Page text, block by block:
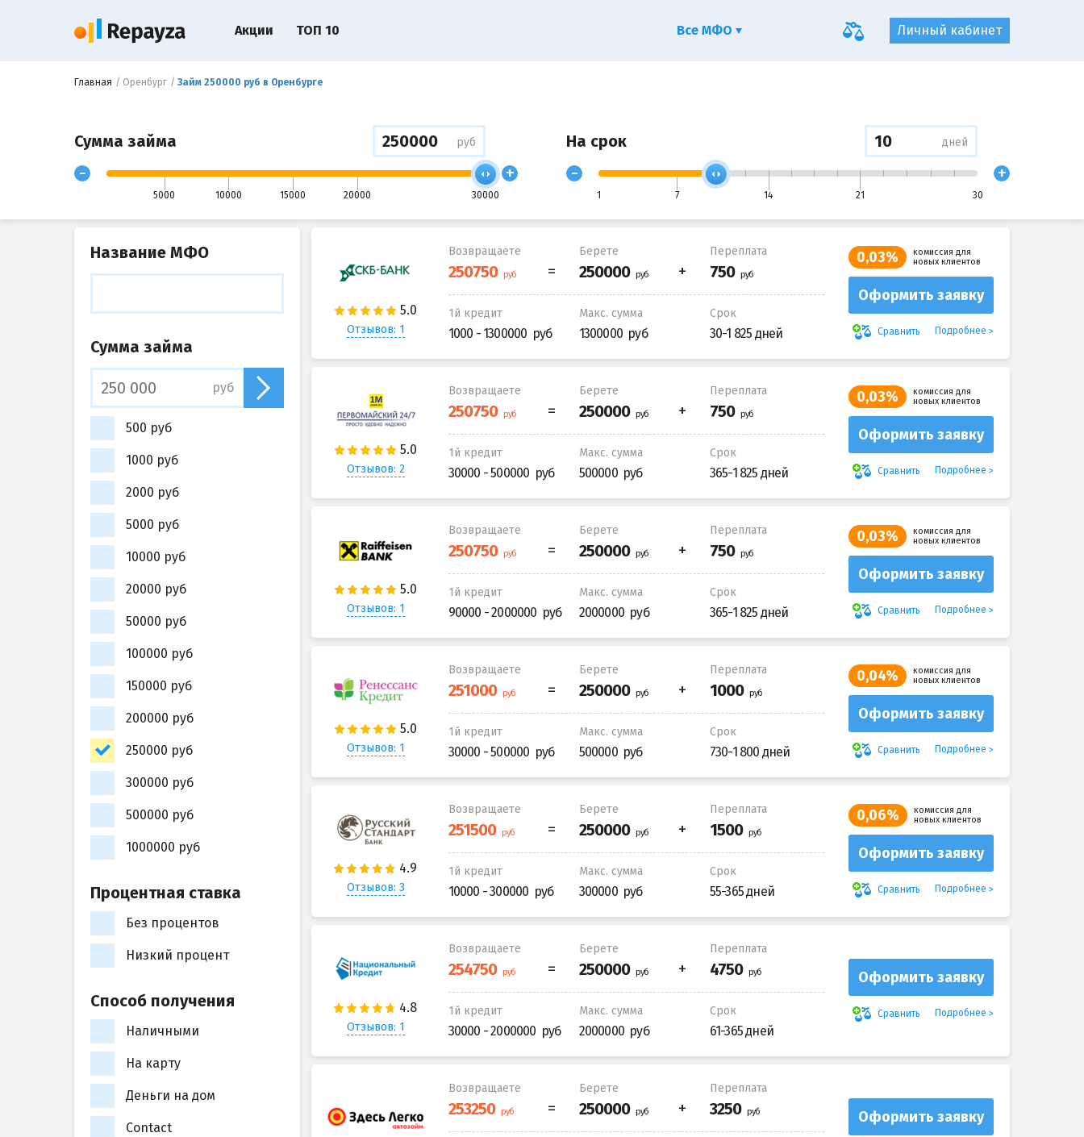
Главная Оренбург Займ 250000 руб в Оренбурге
Сумма займа руб
-
5000 10000 15000 20000 30000
+
На срок дней
-
1 7 14 21 30
+
Отзывов: 1
Возвращаете Берете Переплата
1й кредит
1000 - 1300000
Макс. сумма
1300000
Срок
30-1 825 дней
0,03%
комиссия для
новых клиентов
Оформить заявку
Сравнить Подробнее
Отзывов: 2
Возвращаете Берете Переплата
1й кредит
30000 - 500000
Макс. сумма
500000
Срок
365-1 825 дней
0,03%
комиссия для
новых клиентов
Оформить заявку
Сравнить Подробнее
Отзывов: 1
Возвращаете Берете Переплата
1й кредит
90000 - 2000000
Макс. сумма
2000000
Срок
365-1 825 дней
0,03%
комиссия для
новых клиентов
Оформить заявку
Сравнить Подробнее
Отзывов: 1
Возвращаете Берете Переплата
1й кредит
30000 - 500000
Макс. сумма
500000
Срок
730-1 800 дней
0,04%
комиссия для
новых клиентов
Оформить заявку
Сравнить Подробнее
Отзывов: 3
Возвращаете Берете Переплата
1й кредит
10000 - 300000
Макс. сумма
300000
Срок
55-365 дней
0,06%
комиссия для
новых клиентов
Оформить заявку
Сравнить Подробнее
Отзывов: 1
Возвращаете Берете Переплата
1й кредит
30000 - 2000000
Макс. сумма
2000000
Срок
61-365 дней
Оформить заявку
Сравнить Подробнее
Возвращаете Берете Переплата
Оформить заявку
Название МФО
Сумма займа
руб
500 руб
1000 руб
2000 руб
5000 руб
10000 руб
20000 руб
50000 руб
100000 руб
150000 руб
200000 руб
250000 руб
300000 руб
500000 руб
1000000 руб
Процентная ставка
Без процентов
Низкий процент
Способ получения
Наличными
На карту
Деньги на дом
Contact
Личный кабинет
Акции ТОП 10 Все МФО